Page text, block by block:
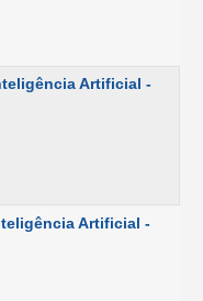
Artificial -
Artificial -